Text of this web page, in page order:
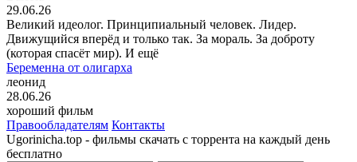
29.06.26
Великий идеолог. Принципиальный человек. Лидер.
Движущийся вперёд и только так. За мораль. За доброту
(которая спасёт мир). И ещё
Беременна от олигарха
леонид
28.06.26
хороший фильм
Правообладателям Контакты
Ugorinicha.top - фильмы скачать с торрента на каждый день
бесплатно